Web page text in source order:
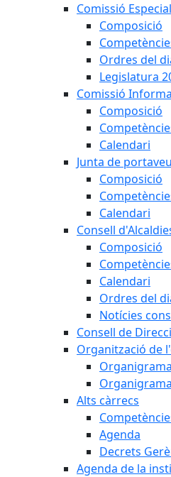
Comissió
Composició
Ordres del
Legislatura
Comissió
Composició
Calendari
Junta de
Composició
Calendari
Consell
Composició
Calendari
Ordres del
Notícies
Consell de
Organització de
Alts càrrecs
Agenda
Decrets
Agenda de la